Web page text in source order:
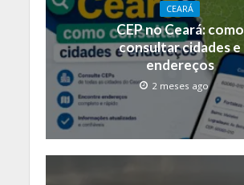
CEARÁ
CEP no Ceará: como
consultar cidades e
endereços
2 meses ago